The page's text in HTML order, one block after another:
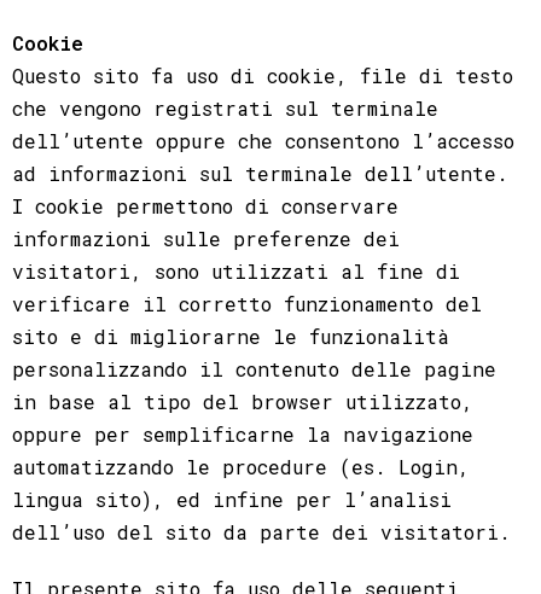
Cookie
Questo sito fa uso di cookie, file di testo
che vengono registrati sul terminale
dell’utente oppure che consentono l’accesso
ad informazioni sul terminale dell’utente.
I cookie permettono di conservare
informazioni sulle preferenze dei
visitatori, sono utilizzati al fine di
verificare il corretto funzionamento del
sito e di migliorarne le funzionalità
personalizzando il contenuto delle pagine
in base al tipo del browser utilizzato,
oppure per semplificarne la navigazione
automatizzando le procedure (es. Login,
lingua sito), ed infine per l’analisi
dell’uso del sito da parte dei visitatori.
Il presente sito fa uso delle seguenti